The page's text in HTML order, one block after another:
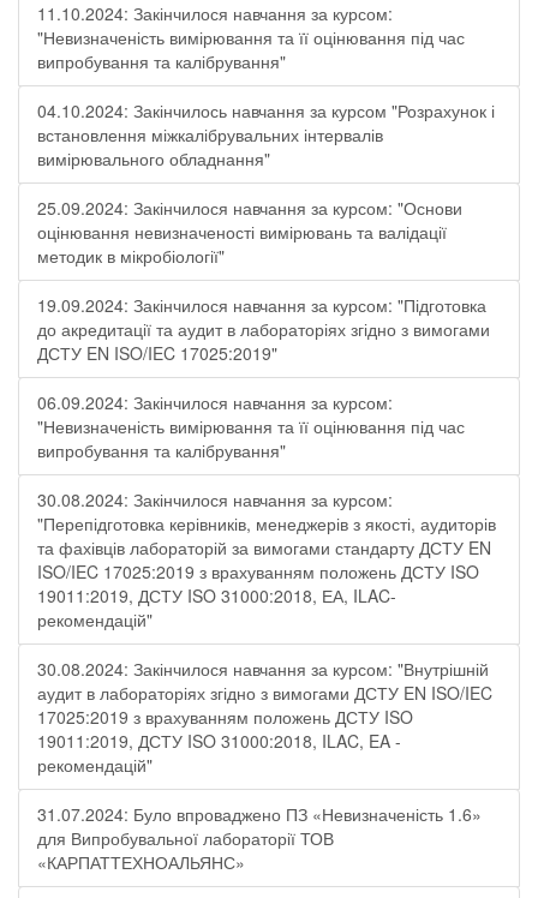
11.10.2024: Закінчилося навчання за курсом:
"Невизначеність вимірювання та її оцінювання під час
випробування та калібрування"
04.10.2024: Закінчилось навчання за курсом "Розрахунок і
встановлення міжкалібрувальних інтервалів
вимірювального обладнання"
25.09.2024: Закінчилося навчання за курсом: "Основи
оцінювання невизначеності вимірювань та валідації
методик в мікробіології"
19.09.2024: Закінчилося навчання за курсом: "Підготовка
до акредитації та аудит в лабораторіях згідно з вимогами
ДСТУ EN ISO/IEC 17025:2019"
06.09.2024: Закінчилося навчання за курсом:
"Невизначеність вимірювання та її оцінювання під час
випробування та калібрування"
30.08.2024: Закінчилося навчання за курсом:
"Перепідготовка керівників, менеджерів з якості, аудиторів
та фахівців лабораторій за вимогами стандарту ДСТУ EN
ISO/IEC 17025:2019 з врахуванням положень ДСТУ ISO
19011:2019, ДСТУ ISO 31000:2018, ЕА, ILAC-
рекомендацій"
30.08.2024: Закінчилося навчання за курсом: "Внутрішній
аудит в лабораторіях згідно з вимогами ДСТУ EN ISO/IEC
17025:2019 з врахуванням положень ДСТУ ISO
19011:2019, ДСТУ ISO 31000:2018, ILAC, EA -
рекомендацій"
31.07.2024: Було впроваджено ПЗ «Невизначеність 1.6»
для Випробувальної лабораторії ТОВ
«КАРПАТТЕХНОАЛЬЯНС»